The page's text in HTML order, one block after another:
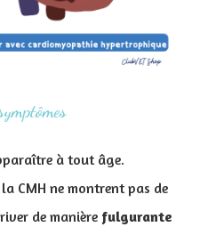
à tout âge.
CMH ne montrent pas de
de manière fulgurante